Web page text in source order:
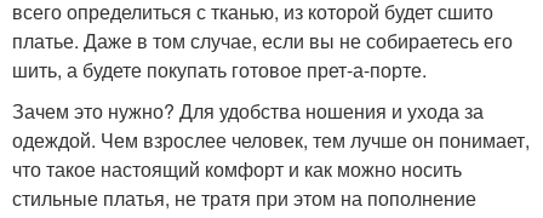
всего определиться с тканью, из которой будет сшито
платье. Даже в том случае, если вы не собираетесь его
шить, а будете покупать готовое прет-а-порте.
Зачем это нужно? Для удобства ношения и ухода за
одеждой. Чем взрослее человек, тем лучше он понимает,
что такое настоящий комфорт и как можно носить
стильные платья, не тратя при этом на пополнение